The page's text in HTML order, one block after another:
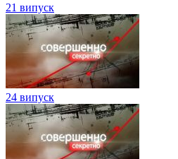
21 випуск
24 випуск